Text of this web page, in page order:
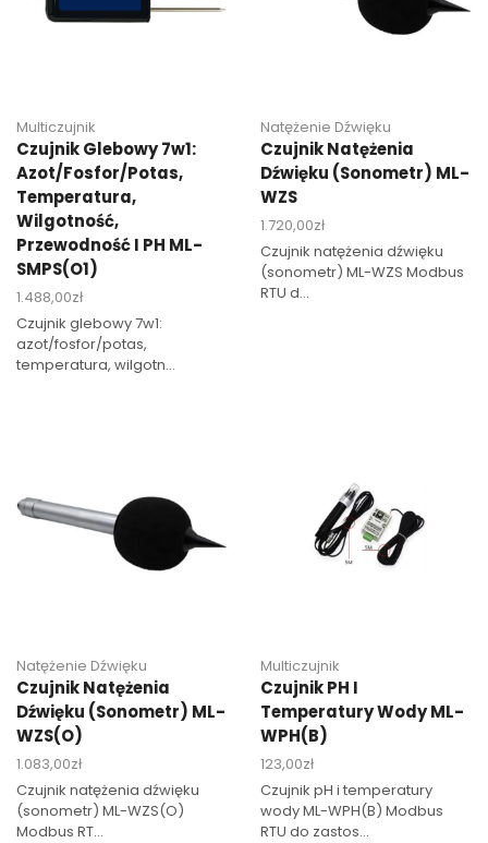
Multiczujnik
Czujnik Glebowy 7w1:
Azot/fosfor/potas,
Temperatura,
Wilgotność,
Przewodność I PH ML-
SMPS(O1)
1.488,00zł
Czujnik glebowy 7w1:
azot/fosfor/potas,
temperatura, wilgotn...
Natężenie Dźwięku
Czujnik Natężenia
Dźwięku (sonometr) ML-
WZS
1.720,00zł
Czujnik natężenia dźwięku
(sonometr) ML-WZS Modbus
RTU d...
Natężenie Dźwięku
Czujnik Natężenia
Dźwięku (sonometr) ML-
WZS(O)
1.083,00zł
Czujnik natężenia dźwięku
(sonometr) ML-WZS(O)
Modbus RT...
Multiczujnik
Czujnik PH I
Temperatury Wody ML-
WPH(B)
123,00zł
Czujnik pH i temperatury
wody ML-WPH(B) Modbus
RTU do zastos...